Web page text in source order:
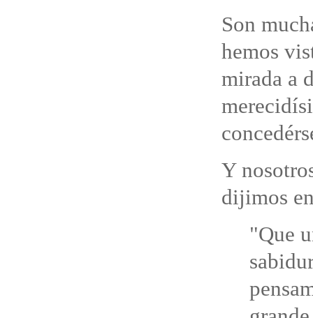
Son
hemos
mirada a
Y
dijimos
"Que